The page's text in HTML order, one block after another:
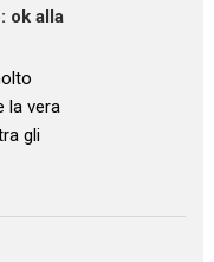
ok alla
la vera
gli